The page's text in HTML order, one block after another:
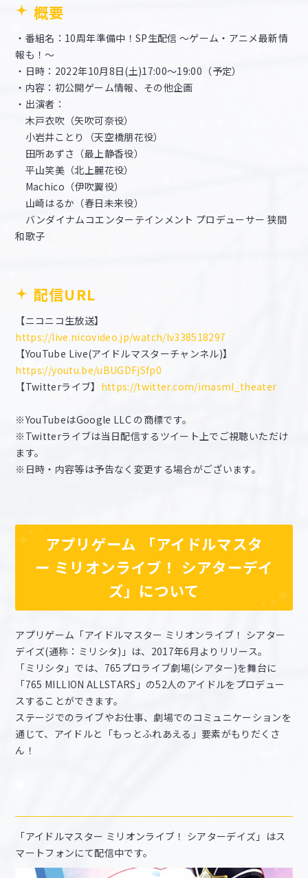
概要
・番組名：10周年準備中！SP生配信 ～ゲーム・アニメ最新情
報も！～
・日時：2022年10月8日(土)17:00～19:00（予定）
・内容：初公開ゲーム情報、その他企画
・出演者：
木戸衣吹（矢吹可奈役）
小岩井ことり（天空橋朋花役）
田所あずさ（最上静香役）
平山笑美（北上麗花役）
Machico（伊吹翼役）
山崎はるか（春日未来役）
バンダイナムコエンターテインメント プロデューサー 狭間
和歌子
配信URL
【ニコニコ生放送】
https://live.nicovideo.jp/watch/lv338518297
【YouTube Live(アイドルマスターチャンネル)】
https://youtu.be/uBUGDFjSfp0
【Twitterライブ】 https://twitter.com/imasml_theater
※YouTubeはGoogle LLC の商標です。
※Twitterライブは当日配信するツイート上でご視聴いただけ
ます。
※日時・内容等は予告なく変更する場合がございます。
アプリゲーム 「アイドルマスタ
ー ミリオンライブ！ シアターデイ
ズ」について
アプリゲーム「アイドルマスター ミリオンライブ！ シアター
デイズ(通称：ミリシタ)」は、2017年6月よりリリース。
「ミリシタ」では、765プロライブ劇場(シアター)を舞台に
「765 MILLION ALLSTARS」の52人のアイドルをプロデュー
スすることができます。
ステージでのライブやお仕事、劇場でのコミュニケーションを
通じて、アイドルと「もっとふれあえる」要素がもりだくさ
ん！
「アイドルマスター ミリオンライブ！ シアターデイズ」はス
マートフォンにて配信中です。